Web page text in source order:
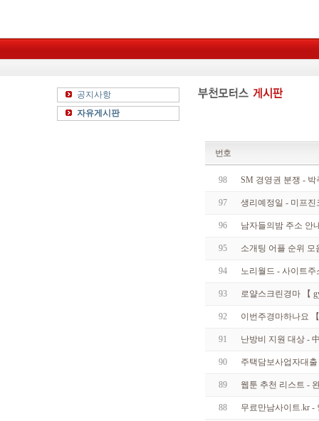
공지사항
자유게시판
번호
98 SM 경영권 분쟁 -
97 생리예정일 - 미프
96 남자들의밤 주소 안
95 소개팅 어플 순위 모
94 노리월드 - 사이트
93 로얄스크린경마 【
92 이번주경마하나요
91 난방비 지원 대상 -
90 주택담보사업자대
89 웹툰 추천 리스트 -
88 무료만남사이트.kr -